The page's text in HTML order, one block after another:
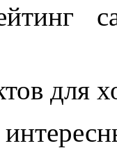
для